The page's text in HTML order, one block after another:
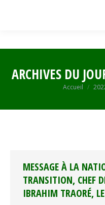
ARCHIVES DU
Vous êtes
Accueil
MESSAGE À LA
TRANSITION, CHEF
IBRAHIM TRAORÉ,